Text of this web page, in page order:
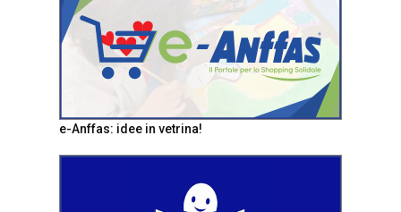
e-Anffas: idee in vetrina!